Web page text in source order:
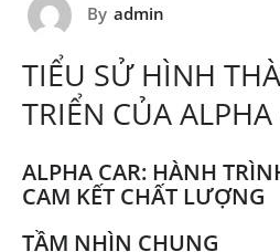
By admin
TIỂU SỬ HÌNH
TRIỂN CỦA ALPHA
ALPHA CAR: HÀNH
CAM KẾT CHẤT LƯỢNG
TẦM NHÌN CHUNG